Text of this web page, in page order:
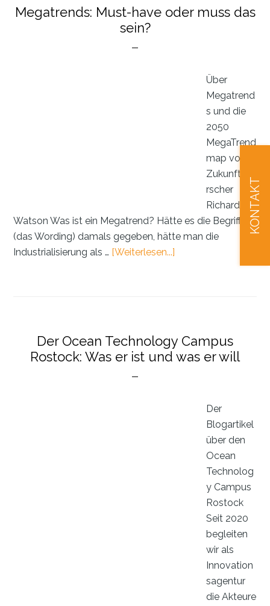
KONTAKT
Megatrends: Must-have oder muss das
sein?
Über
Megatrend
s und die
2050
MegaTrend
map von
Zukunftsfo
rscher
Richard
Watson Was ist ein Megatrend? Hätte es die Begriffe
(das Wording) damals gegeben, hätte man die
Industrialisierung als … [Weiterlesen...]
sein?
Der Ocean Technology Campus
Rostock: Was er ist und was er will
Der
Blogartikel
über den
Ocean
Technolog
y Campus
Rostock
Seit 2020
begleiten
wir als
Innovation
sagentur
die Akteure